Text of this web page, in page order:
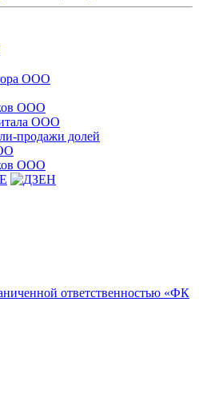
ООО
ООО
ООО
продажи долей
ООО
ответственностью «ФК